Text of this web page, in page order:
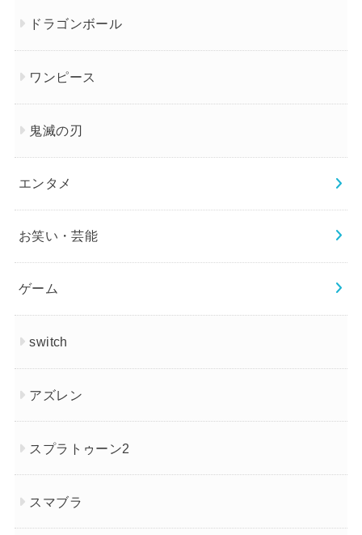
ドラゴンボール
ワンピース
鬼滅の刃
エンタメ
お笑い・芸能
ゲーム
switch
アズレン
スプラトゥーン2
スマブラ